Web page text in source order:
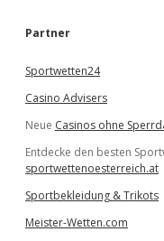
e
Partner
Sportwetten24
Casino Advisers
Neue Casinos ohne
Entdecke den besten
sportwettenoesterreich.at
Sportbekleidung & Trikots
Meister-Wetten.com